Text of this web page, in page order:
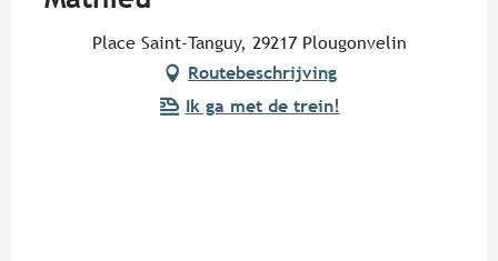
Place Saint-Tanguy, 29217 Plougonvelin
Routebeschrijving
Ik ga met de trein!